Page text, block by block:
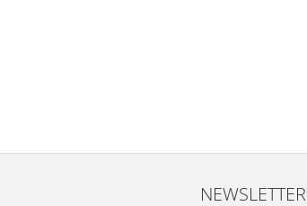
NEWSLETTER